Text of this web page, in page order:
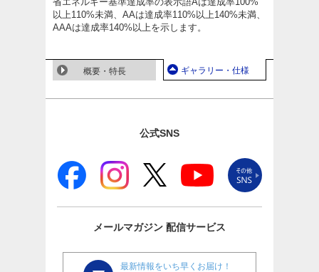
以上110%未満、AAは達成率110%以上140%未満、
AAAは達成率140%以上を示します。
概要・特長 ギャラリー・仕様
公式SNS
メールマガジン 配信サービス
最新情報をいち早くお届け！